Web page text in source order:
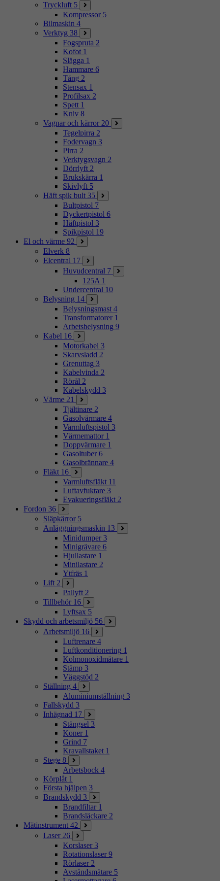
Tryckluft 5
Kompressor 5
Bilmaskin 4
Verktyg 38
Fogspruta 2
Kofot 1
Slägga 1
Hammare 6
Tång 2
Stensax 1
Profilsax 2
Spett 1
Kniv 8
Vagnar och kärror 20
Tegelpirra 2
Fodervagn 3
Pirra 2
Verktygsvagn 2
Dörrlyft 2
Brukskärra 1
Skivlyft 5
Häft spik bult 35
Bultpistol 7
Dyckertpistol 6
Häftpistol 3
Spikpistol 19
El och värme 92
Elverk 8
Elcentral 17
Huvudcentral 7
125A 1
Undercentral 10
Belysning 14
Belysningsmast 4
Transformatorer 1
Arbetsbelysning 9
Kabel 16
Motorkabel 3
Skarvsladd 2
Grenuttag 3
Kabelvinda 2
Rörål 2
Kabelskydd 3
Värme 21
Tjältinare 2
Gasolvärmare 4
Varmluftspistol 3
Värmemattor 1
Doppvärmare 1
Gasoltuber 6
Gasolbrännare 4
Fläkt 16
Varmluftsfläkt 11
Luftavfuktare 3
Evakueringsfläkt 2
Fordon 36
Släpkärror 5
Anläggningsmaskin 13
Minidumper 3
Minigrävare 6
Hjullastare 1
Minilastare 2
Ytfräs 1
Lift 2
Pallyft 2
Tillbehör 16
Lyftsax 5
Skydd och arbetsmiljö 56
Arbetsmiljö 16
Luftrenare 4
Luftkonditionering 1
Kolmonoxidmätare 1
Stämp 3
Väggstöd 2
Ställning 4
Aluminiumställning 3
Fallskydd 3
Inhägnad 17
Stängsel 3
Koner 1
Grind 7
Kravallstaket 1
Stege 8
Arbetsbock 4
Körplåt 1
Första hjälpen 3
Brandskydd 3
Brandfiltar 1
Brandsläckare 2
Mätinstrument 42
Laser 26
Korslaser 3
Rotationslaser 9
Rörlaser 2
Avståndsmätare 5